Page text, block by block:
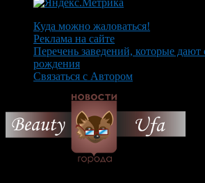
Куда можно жаловаться!
Реклама на сайте
Перечень заведений, которые дают
рождения
Связаться с Автором